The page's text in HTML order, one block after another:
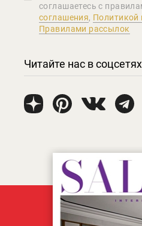
соглашаетеcь с
соглашения, Политикой
Правилами рассылок
Читайте нас в соцсетях